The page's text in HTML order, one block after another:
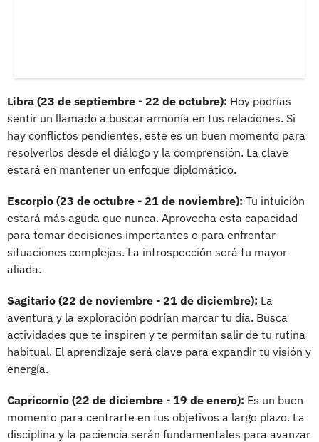
Libra (23 de septiembre - 22 de octubre): Hoy podrías
sentir un llamado a buscar armonía en tus relaciones. Si
hay conflictos pendientes, este es un buen momento para
resolverlos desde el diálogo y la comprensión. La clave
estará en mantener un enfoque diplomático.
Escorpio (23 de octubre - 21 de noviembre): Tu intuición
estará más aguda que nunca. Aprovecha esta capacidad
para tomar decisiones importantes o para enfrentar
situaciones complejas. La introspección será tu mayor
aliada.
Sagitario (22 de noviembre - 21 de diciembre): La
aventura y la exploración podrían marcar tu día. Busca
actividades que te inspiren y te permitan salir de tu rutina
habitual. El aprendizaje será clave para expandir tu visión y
energía.
Capricornio (22 de diciembre - 19 de enero): Es un buen
momento para centrarte en tus objetivos a largo plazo. La
disciplina y la paciencia serán fundamentales para avanzar